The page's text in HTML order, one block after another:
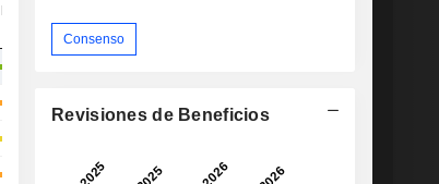
precio objetivo
+45,43 %
Consenso
Revisiones de Beneficios